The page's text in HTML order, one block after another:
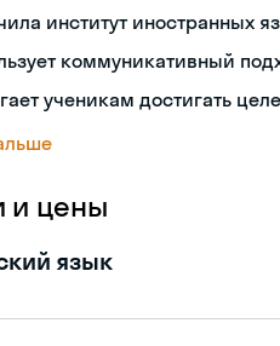
институт иностранных
коммуникативный
ученикам достигать
и цены
язык